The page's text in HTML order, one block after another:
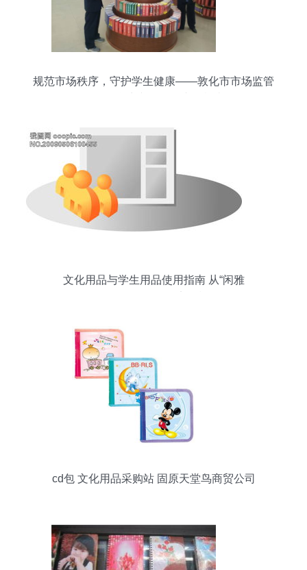
规范市场秩序，守护学生健康——敦化市市场监管
文化用品与学生用品使用指南 从“闲雅
cd包 文化用品采购站 固原天堂鸟商贸公司